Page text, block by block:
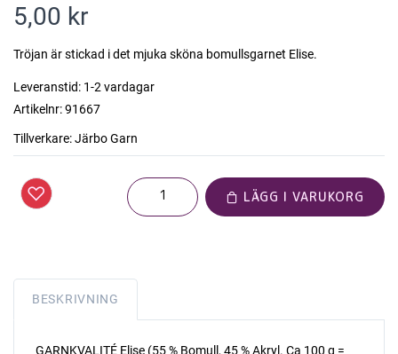
5,00 kr
Tröjan är stickad i det mjuka sköna bomullsgarnet Elise.
Leveranstid: 1-2 vardagar
Artikelnr:91667
Tillverkare:Järbo Garn
LÄGG I VARUKORG
BESKRIVNING
GARNKVALITÉ Elise (55 % Bomull, 45 % Akryl. Ca 100 g =